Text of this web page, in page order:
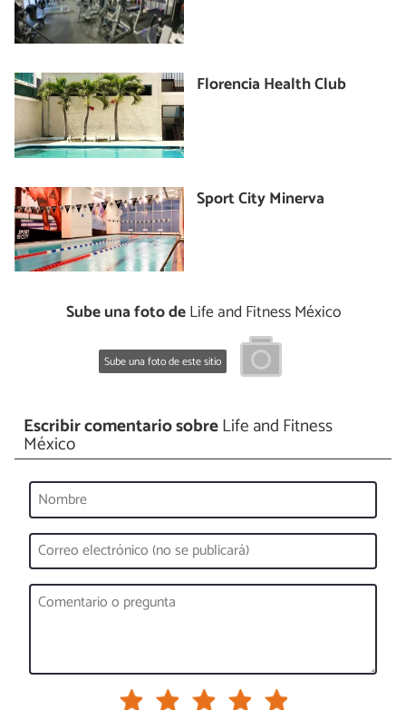
Florencia Health Club
Sport City Minerva
Sube una foto deLife and Fitness México
Sube una foto de este sitio
Escribir comentario sobreLife and Fitness
México